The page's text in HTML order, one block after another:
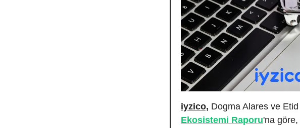
iyzico, Dogma Alares ve Etid
Ekosistemi Raporu'na